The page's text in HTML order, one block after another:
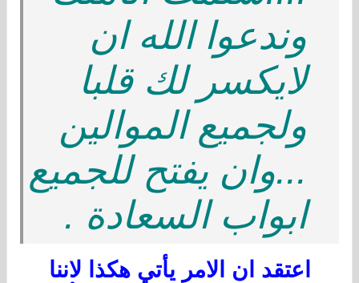
وندعوا الله ان
ﻻيكسر لك قلبا
ولجميع الموالين
...وان يفتح للجميع
ابواب السعادة .
اعتقد ان الامر يأتي هكذا لاننا